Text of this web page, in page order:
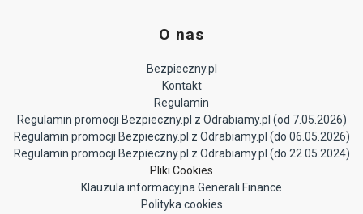
O nas
Bezpieczny.pl
Kontakt
Regulamin
Regulamin promocji Bezpieczny.pl z Odrabiamy.pl (od 7.05.2026)
Regulamin promocji Bezpieczny.pl z Odrabiamy.pl (do 06.05.2026)
Regulamin promocji Bezpieczny.pl z Odrabiamy.pl (do 22.05.2024)
Pliki Cookies
Klauzula informacyjna Generali Finance
Polityka cookies